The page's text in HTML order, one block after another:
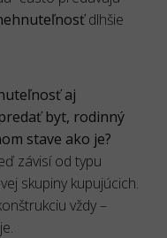
dlhšie
aj
byt, rodinný
stave ako je?
závisí od typu
skupiny kupujúcich.
vždy –